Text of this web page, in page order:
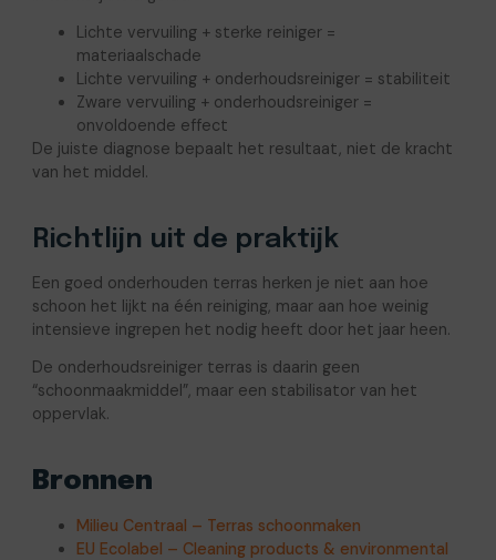
Lichte vervuiling + sterke reiniger =
materiaalschade
Lichte vervuiling + onderhoudsreiniger = stabiliteit
Zware vervuiling + onderhoudsreiniger =
onvoldoende effect
De juiste diagnose bepaalt het resultaat, niet de kracht
van het middel.
Richtlijn uit de praktijk
Een goed onderhouden terras herken je niet aan hoe
schoon het lijkt na één reiniging, maar aan hoe weinig
intensieve ingrepen het nodig heeft door het jaar heen.
De onderhoudsreiniger terras is daarin geen
“schoonmaakmiddel”, maar een stabilisator van het
oppervlak.
Bronnen
Milieu Centraal – Terras schoonmaken
EU Ecolabel – Cleaning products & environmental